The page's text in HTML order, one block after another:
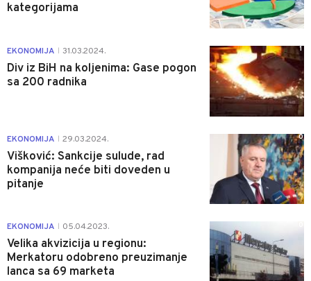
kategorijama
EKONOMIJA 31.03.2024.
Div iz BiH na koljenima: Gase pogon
sa 200 radnika
1
EKONOMIJA 29.03.2024.
Višković: Sankcije sulude, rad
kompanija neće biti doveden u
pitanje
0
EKONOMIJA 05.04.2023.
Velika akvizicija u regionu:
Merkatoru odobreno preuzimanje
lanca sa 69 marketa